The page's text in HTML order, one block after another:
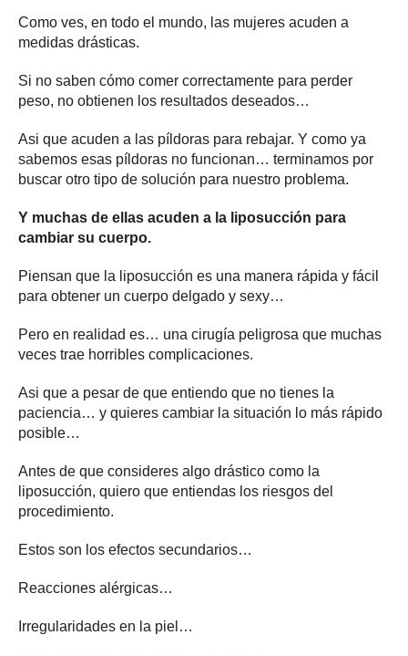
Como ves, en todo el mundo, las mujeres acuden a
medidas drásticas.
Si no saben cómo comer correctamente para perder
peso, no obtienen los resultados deseados…
Asi que acuden a las píldoras para rebajar. Y como ya
sabemos esas píldoras no funcionan… terminamos por
buscar otro tipo de solución para nuestro problema.
Y muchas de ellas acuden a la liposucción para
cambiar su cuerpo.
Piensan que la liposucción es una manera rápida y fácil
para obtener un cuerpo delgado y sexy…
Pero en realidad es… una cirugía peligrosa que muchas
veces trae horribles complicaciones.
Asi que a pesar de que entiendo que no tienes la
paciencia… y quieres cambiar la situación lo más rápido
posible…
Antes de que consideres algo drástico como la
liposucción, quiero que entiendas los riesgos del
procedimiento.
Estos son los efectos secundarios…
Reacciones alérgicas…
Irregularidades en la piel…